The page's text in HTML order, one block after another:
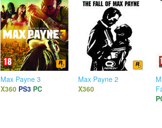
Max Payne 3
X360 PS3 PC
Max Payne 2
X360